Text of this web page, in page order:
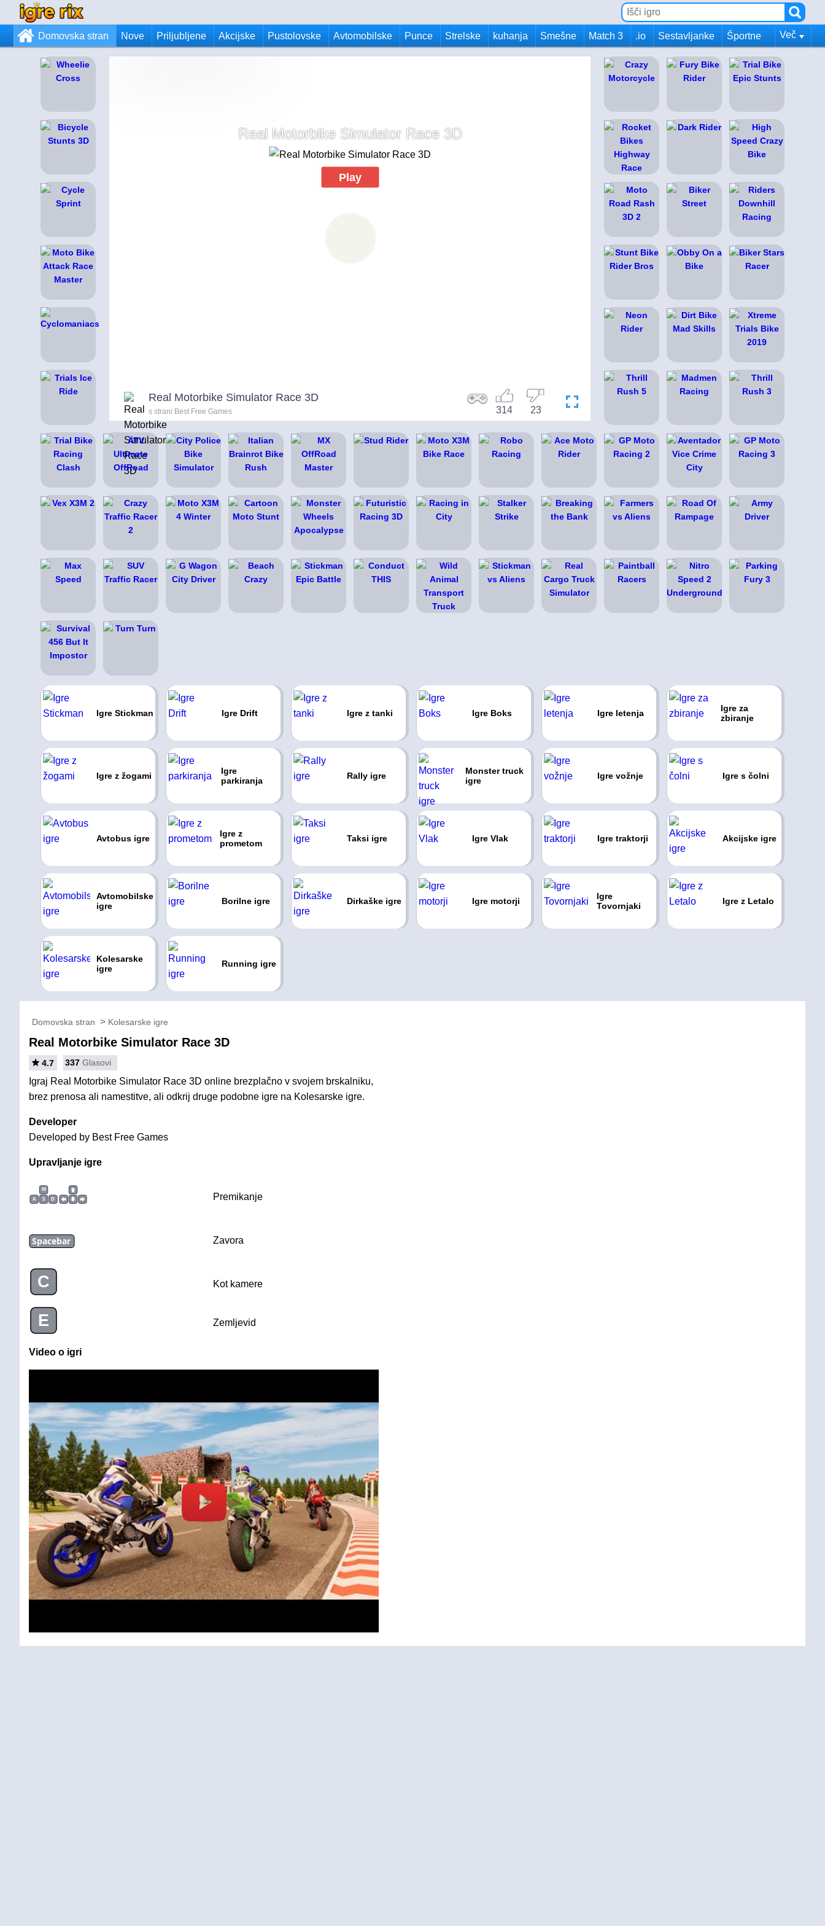
Domovska stran Nove Priljubljene Akcijske Pustolovske Avtomobilske Punce Strelske kuhanja Smešne Match 3 .io Sestavljanke Športne Več
Real Motorbike Simulator Race 3D
Play
Real Motorbike Simulator Race 3D
s strani Best Free Games 23
314
Igre Stickman Igre Drift Igre z tanki Igre Boks Igre letenja
Igre za
zbiranje
Igre z žogami
Igre
parkiranja
Rally igre
Monster truck
igre
Igre vožnje Igre s čolni
Avtobus igre
Igre z
prometom
Taksi igre Igre Vlak Igre traktorji Akcijske igre
Avtomobilske
igre
Borilne igre Dirkaške igre Igre motorji
Igre
Tovornjaki
Igre z Letalo
Kolesarske
igre
Running igre
Domovska stran Kolesarske igre
Real Motorbike Simulator Race 3D
4.7 337 Glasovi
Igraj Real Motorbike Simulator Race 3D online brezplačno v svojem brskalniku,
brez prenosa ali namestitve, ali odkrij druge podobne igre na Kolesarske igre.
Developer
Developed by Best Free Games
Upravljanje igre
W
A
S D Premikanje
Spacebar Zavora
C Kot kamere
E Zemljevid
Video o igri